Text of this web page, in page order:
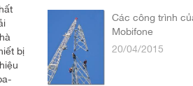
bị
Các công trình
Mobifone
20/04/2015